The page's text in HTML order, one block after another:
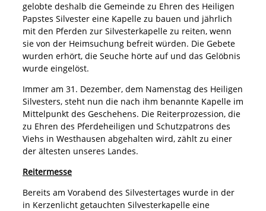
gelobte deshalb die Gemeinde zu Ehren des Heiligen
Papstes Silvester eine Kapelle zu bauen und jährlich
mit den Pferden zur Silvesterkapelle zu reiten, wenn
sie von der Heimsuchung befreit würden. Die Gebete
wurden erhört, die Seuche hörte auf und das Gelöbnis
wurde eingelöst.
Immer am 31. Dezember, dem Namenstag des Heiligen
Silvesters, steht nun die nach ihm benannte Kapelle im
Mittelpunkt des Geschehens. Die Reiterprozession, die
zu Ehren des Pferdeheiligen und Schutzpatrons des
Viehs in Westhausen abgehalten wird, zählt zu einer
der ältesten unseres Landes.
Reitermesse
Bereits am Vorabend des Silvestertages wurde in der
in Kerzenlicht getauchten Silvesterkapelle eine